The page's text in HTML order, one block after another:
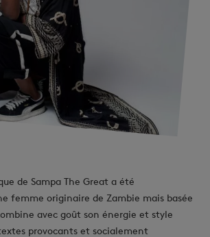
de Sampa The Great a été
femme originaire de Zambie mais basée
avec goût son énergie et style
provocants et socialement